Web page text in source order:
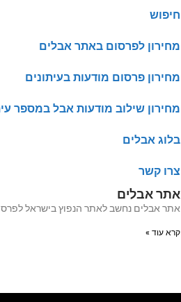
חיפוש
מחירון לפרסום באתר אבלים
מחירון פרסום מודעות בעיתונים
מחירון שילוב מודעות אבל במספר
בלוג אבלים
צרו קשר
אתר אבלים
אתר אבלים נחשב לאתר הנפוץ בישראל לפרסום מודעות אבל מעל 20 שנה האתר
קרא עוד »